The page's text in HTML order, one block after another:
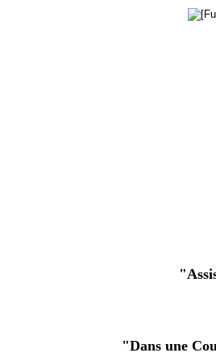
"Dans une